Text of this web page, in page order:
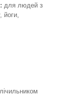
для людей з
йоги,